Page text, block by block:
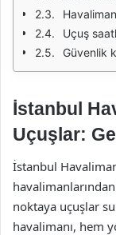
Uçuş
Güvenlik
İstanbul
Uçuşlar:
İstanbul
noktaya uçuşlar
havalimanı, hem